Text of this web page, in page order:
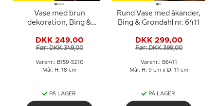
Vase med brun
dekoration, Bing &
DKK 249,00
Før: DKK 349,00
Varenr.: B159-5210
Mål: H: 18 cm
PÅ LAGER
Rund Vase med åkander,
Bing & Grondahl nr. 6411
DKK 299,00
Før: DKK 399,00
Varenr.: B6411
Mål: H: 9 cm x Ø: 11 cm
PÅ LAGER